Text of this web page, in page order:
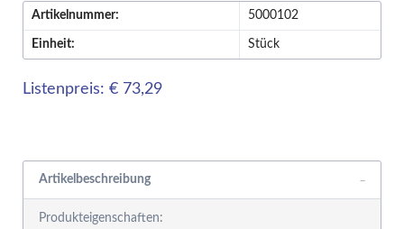
Artikelnummer: 5000102
Einheit: Stück
Listenpreis: € 73,29
Artikelbeschreibung
Produkteigenschaften: